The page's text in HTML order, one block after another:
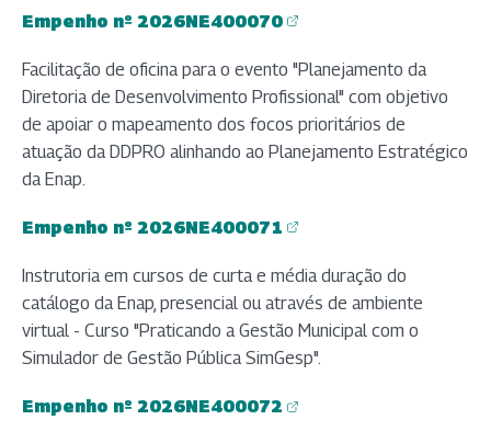
Empenho nº 2026NE400070
(abre em nova aba)
Facilitação de oficina para o evento "Planejamento da
Diretoria de Desenvolvimento Profissional" com objetivo
de apoiar o mapeamento dos focos prioritários de
atuação da DDPRO alinhando ao Planejamento Estratégico
da Enap.
Empenho nº 2026NE400071
(abre em nova aba)
Instrutoria em cursos de curta e média duração do
catálogo da Enap, presencial ou através de ambiente
virtual - Curso "Praticando a Gestão Municipal com o
Simulador de Gestão Pública SimGesp".
Empenho nº 2026NE400072
(abre em nova aba)